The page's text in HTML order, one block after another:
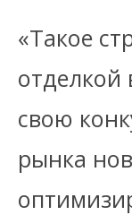
«Такое
свою
рынка